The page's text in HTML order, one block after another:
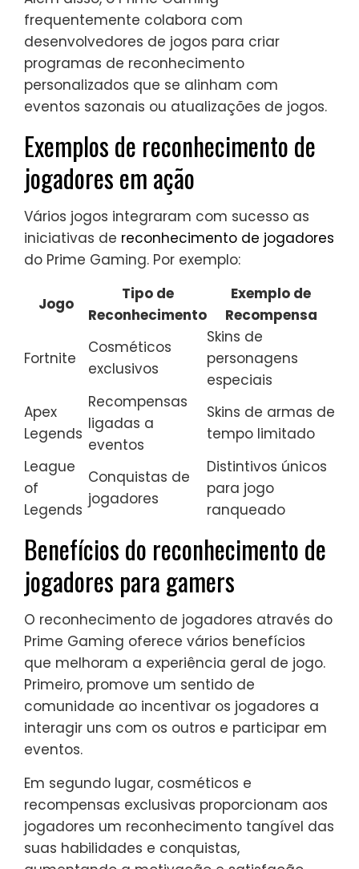
frequentemente colabora com
desenvolvedores de jogos para criar
programas de reconhecimento
personalizados que se alinham com
eventos sazonais ou atualizações de jogos.
Exemplos de reconhecimento de
jogadores em ação
Vários jogos integraram com sucesso as
iniciativas de reconhecimento de jogadores
do Prime Gaming. Por exemplo:
Jogo
Tipo de
Reconhecimento
Exemplo de
Recompensa
Fortnite
Cosméticos
exclusivos
Skins de
personagens
especiais
Apex
Legends
Recompensas
ligadas a
eventos
Skins de armas de
tempo limitado
League
of
Legends
Conquistas de
jogadores
Distintivos únicos
para jogo
ranqueado
Benefícios do reconhecimento de
jogadores para gamers
O reconhecimento de jogadores através do
Prime Gaming oferece vários benefícios
que melhoram a experiência geral de jogo.
Primeiro, promove um sentido de
comunidade ao incentivar os jogadores a
interagir uns com os outros e participar em
eventos.
Em segundo lugar, cosméticos e
recompensas exclusivas proporcionam aos
jogadores um reconhecimento tangível das
suas habilidades e conquistas,